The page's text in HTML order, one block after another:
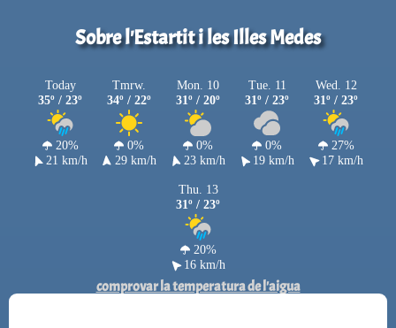
Sobre l'Estartit i les Illes Medes
Today
35º / 23º
20%
21 km/h
Tmrw.
34º / 22º
0%
29 km/h
Mon. 10
31º / 20º
0%
23 km/h
Tue. 11
31º / 23º
0%
19 km/h
Wed. 12
31º / 23º
27%
17 km/h
Thu. 13
31º / 23º
20%
16 km/h
comprovar la temperatura de l'aigua